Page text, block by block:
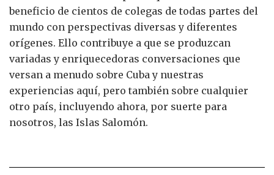
beneficio de cientos de colegas de todas partes del
mundo con perspectivas diversas y diferentes
orígenes. Ello contribuye a que se produzcan
variadas y enriquecedoras conversaciones que
versan a menudo sobre Cuba y nuestras
experiencias aquí, pero también sobre cualquier
otro país, incluyendo ahora, por suerte para
nosotros, las Islas Salomón.